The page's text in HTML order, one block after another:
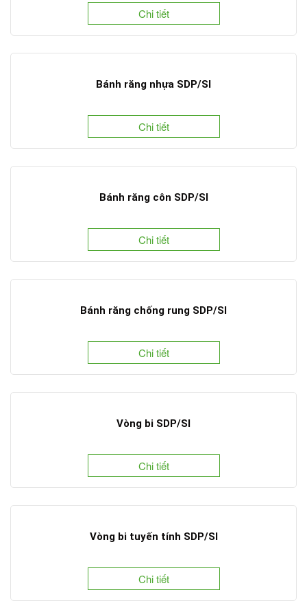
Chi tiết
Bánh răng nhựa SDP/SI
Chi tiết
Bánh răng côn SDP/SI
Chi tiết
Bánh răng chống rung SDP/SI
Chi tiết
Vòng bi SDP/SI
Chi tiết
Vòng bi tuyến tính SDP/SI
Chi tiết